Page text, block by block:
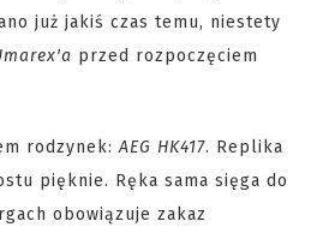
już jakiś czas temu, niestety
przed rozpoczęciem
rodzynek:AEG HK417. Replika
pięknie. Ręka sama sięga do
obowiązuje zakaz